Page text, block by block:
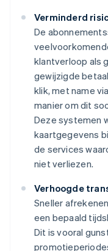
Verminderd
De
klantverloop als
gewijzigde
klik, met name
manier om dit
Deze systemen
kaartgegevens
de services
niet verliezen.
Verhoogde
Sneller
een bepaald
Dit is vooral